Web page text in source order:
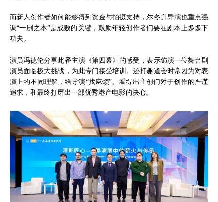
而新人创作者如何能够得到资金与拍摄支持，尔冬升导演也重点强
调“一剧之本”是成败的关键，鼓励年轻创作者们要在剧本上多多下
功夫。
演员冯德伦分享此番主演《第四幕》的感受，表示饰演一位舞台剧
演员面临极大挑战，为此专门接受培训。还打趣道会时常因为对表
演上的不同理解，给导演“找麻烦”。看得出主创们对于创作的严谨
追求，和最终打磨出一部优秀港产电影的决心。